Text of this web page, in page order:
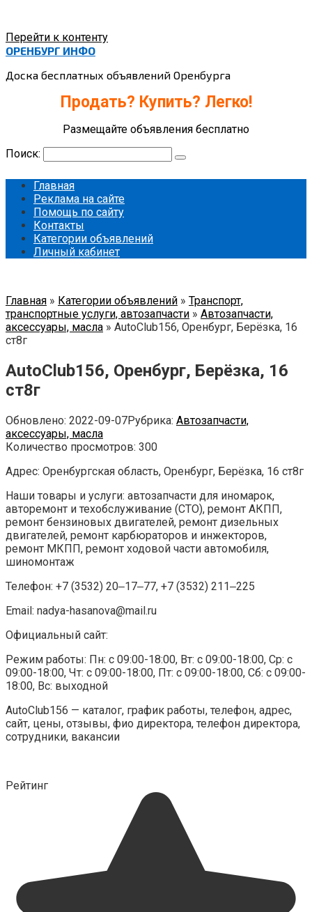
Перейти к контенту
ОРЕНБУРГ ИНФО
Доска бесплатных объявлений Оренбурга
Продать? Купить? Легко!
Размещайте объявления бесплатно
Поиск:
Главная
Реклама на сайте
Помощь по сайту
Контакты
Категории объявлений
Личный кабинет
Главная » Категории объявлений » Транспорт,
транспортные услуги, автозапчасти » Автозапчасти,
аксессуары, масла » AutoClub156, Оренбург, Берёзка, 16
ст8г
AutoClub156, Оренбург, Берёзка, 16
ст8г
Обновлено: 2022-09-07Рубрика: Автозапчасти,
аксессуары, масла
Количество просмотров: 300
Адрес: Оренбургская область, Оренбург, Берёзка, 16 ст8г
Наши товары и услуги: автозапчасти для иномарок,
авторемонт и техобслуживание (СТО), ремонт АКПП,
ремонт бензиновых двигателей, ремонт дизельных
двигателей, ремонт карбюраторов и инжекторов,
ремонт МКПП, ремонт ходовой части автомобиля,
шиномонтаж
Телефон: +7 (3532) 20‒17‒77, +7 (3532) 211‒225
Email: nadya-hasanova@mail.ru
Официальный сайт:
Режим работы: Пн: c 09:00-18:00, Вт: c 09:00-18:00, Ср: c
09:00-18:00, Чт: c 09:00-18:00, Пт: c 09:00-18:00, Сб: c 09:00-
18:00, Вс: выходной
AutoClub156 — каталог, график работы, телефон, адрес,
сайт, цены, отзывы, фио директора, телефон директора,
сотрудники, вакансии
Рейтинг